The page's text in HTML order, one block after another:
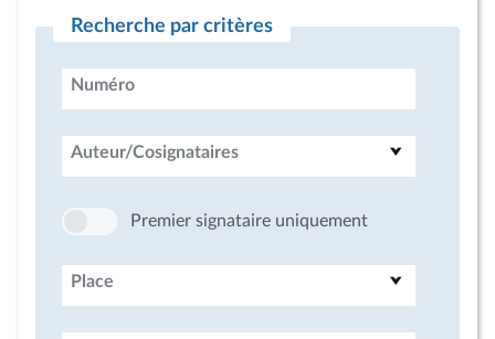
Recherche par critères
Numéro
Auteur/Cosignataires
Premier signataire uniquement
Place